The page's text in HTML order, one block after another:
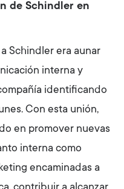
de Schindler en
Schindler era aunar
interna y
identificando
Con esta unión,
en promover nuevas
interna como
encaminadas a